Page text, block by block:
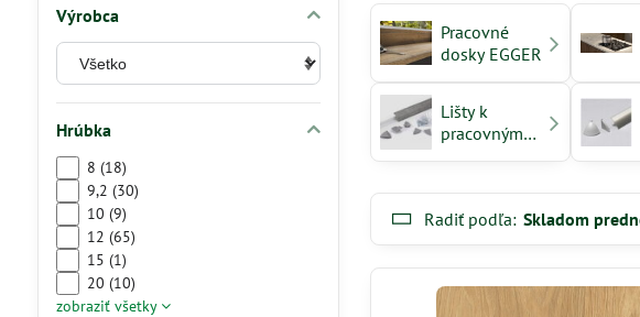
Pracovné
dosky EGGER
Lišty k
pracovným
doskám
Radiť podľa: Skladom
Výrobca
Hrúbka
8 (18)
9,2 (30)
10 (9)
12 (65)
15 (1)
20 (10)
zobraziť všetky